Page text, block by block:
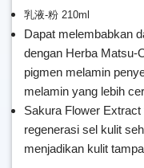
乳液-粉 210ml
Dapat melembabkan
dengan Herba Matsu-
pigmen melamin
melamin yang lebih
Sakura Flower
regenerasi sel kulit
menjadikan kulit